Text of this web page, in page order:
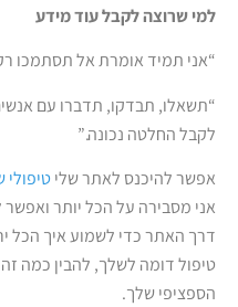
למי שרוצה לקבל עוד מידע
“אני תמיד אומרת אל תסתמכו
“תשאלו, תבדקו, תדברו עם
לקבל החלטה נכונה.”
אפשר להיכנס לאתר שליטיפולי
אני מסבירה על הכל יותר
דרך האתר כדי לשמוע איך הכל
טיפול דומה לשלך, להבין כמה
הספציפי שלך.